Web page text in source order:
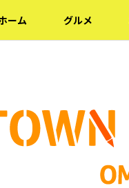
ーム グルメ